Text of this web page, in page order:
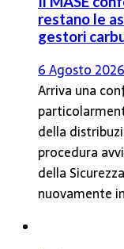
restano le
gestori
6 Agosto 2026
Arriva una
della
procedura
della
nuovamente